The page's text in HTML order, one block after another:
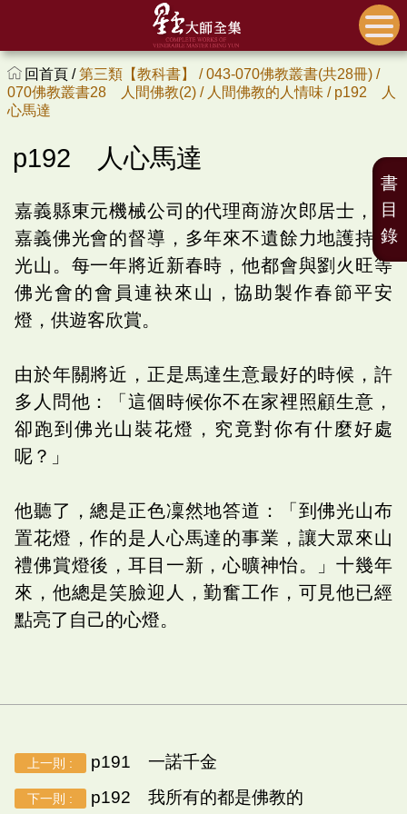
回首頁 /第三類【教科書】 /043-070佛教叢書(共28冊) /
070佛教叢書28 人間佛教(2) / 人間佛教的人情味 / p192 人
心馬達
p192 人心馬達
嘉義縣東元機械公司的代理商游次郎居士，是
嘉義佛光會的督導，多年來不遺餘力地護持佛
光山。每一年將近新春時，他都會與劉火旺等
佛光會的會員連袂來山，協助製作春節平安
燈，供遊客欣賞。
由於年關將近，正是馬達生意最好的時候，許
多人問他：「這個時候你不在家裡照顧生意，
卻跑到佛光山裝花燈，究竟對你有什麼好處
呢？」
他聽了，總是正色凜然地答道：「到佛光山布
置花燈，作的是人心馬達的事業，讓大眾來山
禮佛賞燈後，耳目一新，心曠神怡。」十幾年
來，他總是笑臉迎人，勤奮工作，可見他已經
點亮了自己的心燈。
上一則 : p191 一諾千金
下一則 : p192 我所有的都是佛教的
書
目
錄